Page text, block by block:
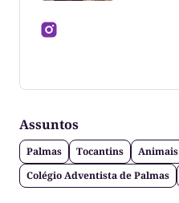
Tocantins
Assuntos
Palmas Tocantins
Animais
Colégio Adventista de Palmas